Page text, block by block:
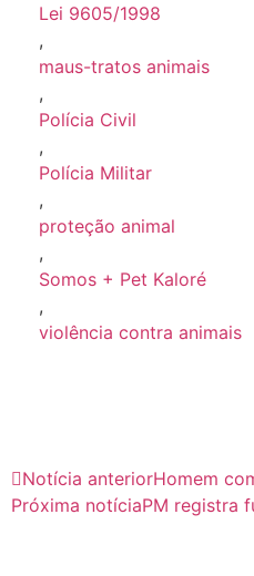
Lei 9605/1998
,
maus-tratos animais
,
Polícia Civil
,
Polícia Militar
,
proteção animal
,
Somos + Pet Kaloré
,
violência contra animais
Notícia anteriorHomem
Próxima notíciaPM registra